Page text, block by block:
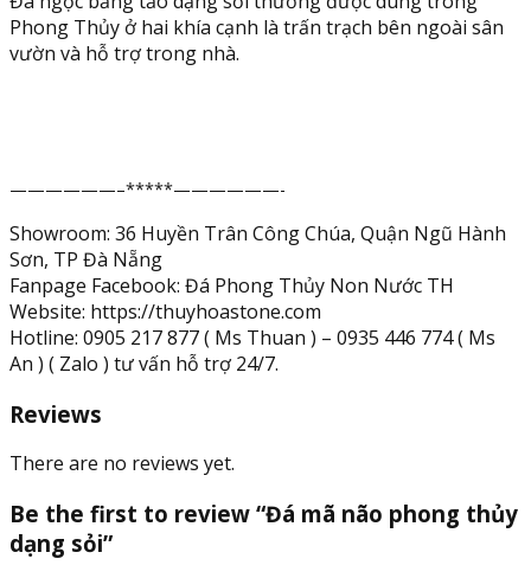
Phong Thủy ở hai khía cạnh là trấn trạch bên ngoài sân
vườn và hỗ trợ trong nhà.
——————–*****——————-
Showroom: 36 Huyền Trân Công Chúa, Quận Ngũ Hành
Sơn, TP Đà Nẵng
Fanpage Facebook: Đá Phong Thủy Non Nước TH
Website: https://thuyhoastone.com
Hotline: 0905 217 877 ( Ms Thuan ) – 0935 446 774 ( Ms
An ) ( Zalo ) tư vấn hỗ trợ 24/7.
Reviews
There are no reviews yet.
Be the first to review “Đá mã não phong thủy
dạng sỏi”